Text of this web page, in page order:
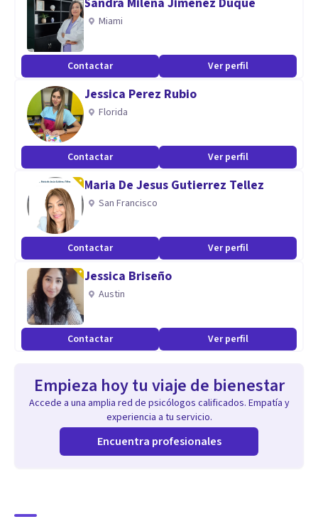
Miami
Contactar Ver perfil
Jessica Perez Rubio
Florida
Contactar Ver perfil
Maria De Jesus Gutierrez Tellez
San Francisco
Contactar Ver perfil
Jessica Briseño
Austin
Contactar Ver perfil
Empieza hoy tu viaje de bienestar
Accede a una amplia red de psicólogos calificados. Empatía y
experiencia a tu servicio.
Encuentra profesionales